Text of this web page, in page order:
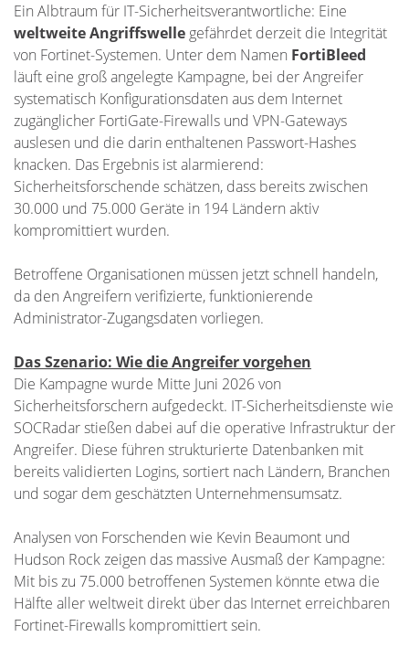
Ein Albtraum für IT-Sicherheitsverantwortliche: Eine
weltweite Angriffswellegefährdet derzeit die Integrität
von Fortinet-Systemen. Unter dem Namen FortiBleed
läuft eine groß angelegte Kampagne, bei der Angreifer
systematisch Konfigurationsdaten aus dem Internet
zugänglicher FortiGate-Firewalls und VPN-Gateways
auslesen und die darin enthaltenen Passwort-Hashes
knacken. Das Ergebnis ist alarmierend:
Sicherheitsforschende schätzen, dass bereits zwischen
30.000 und 75.000 Geräte in 194 Ländern aktiv
kompromittiert wurden.
Betroffene Organisationen müssen jetzt schnell handeln,
da den Angreifern verifizierte, funktionierende
Administrator-Zugangsdaten vorliegen.
Das Szenario: Wie die Angreifer vorgehen
Die Kampagne wurde Mitte Juni 2026 von
Sicherheitsforschern aufgedeckt. IT-Sicherheitsdienste wie
SOCRadar stießen dabei auf die operative Infrastruktur der
Angreifer. Diese führen strukturierte Datenbanken mit
bereits validierten Logins, sortiert nach Ländern, Branchen
und sogar dem geschätzten Unternehmensumsatz.
Analysen von Forschenden wie Kevin Beaumont und
Hudson Rock zeigen das massive Ausmaß der Kampagne:
Mit bis zu 75.000 betroffenen Systemen könnte etwa die
Hälfte aller weltweit direkt über das Internet erreichbaren
Fortinet-Firewalls kompromittiert sein.